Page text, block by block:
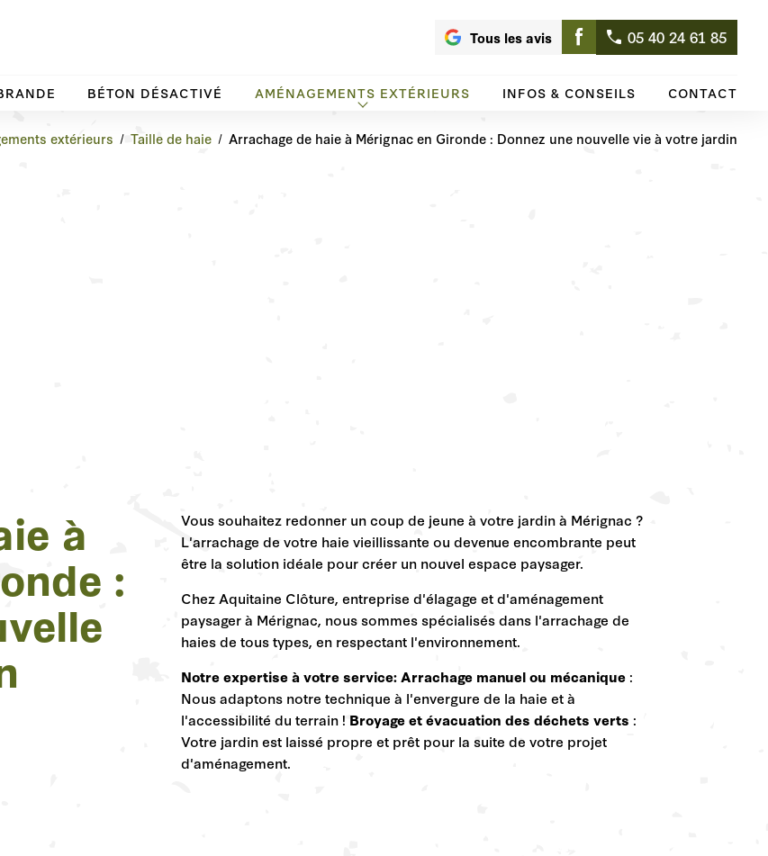
Tous les avis 05 40 24 61 85
BÉTON DÉSACTIVÉ AMÉNAGEMENTS EXTÉRIEURS INFOS & CONSEILS CONTACT
extérieurs Taille de haie Arrachage de haie à Mérignac en Gironde : Donnez une nouvelle vie à votre jardin
à
:
Vous souhaitez redonner un coup de jeune à votre jardin à Mérignac ?
L'arrachage de votre haie vieillissante ou devenue encombrante peut
être la solution idéale pour créer un nouvel espace paysager.
Chez Aquitaine Clôture, entreprise d'élagage et d'aménagement
paysager à Mérignac, nous sommes spécialisés dans l'arrachage de
haies de tous types, en respectant l'environnement.
Notre expertise à votre service:Arrachage manuel ou mécanique :
Nous adaptons notre technique à l'envergure de la haie et à
l'accessibilité du terrain ! Broyage et évacuation des déchets verts :
Votre jardin est laissé propre et prêt pour la suite de votre projet
d'aménagement.